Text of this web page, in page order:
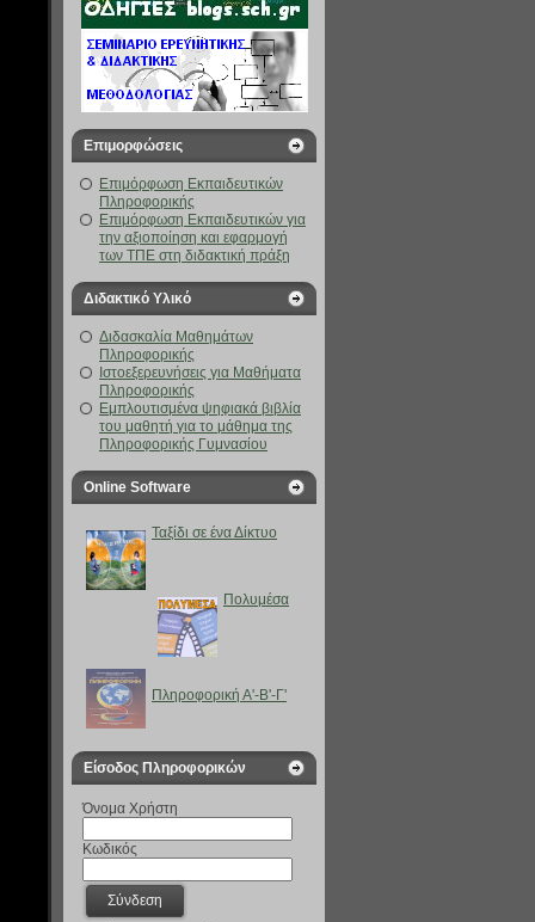
Επιμορφώσεις
Επιμόρφωση Εκπαιδευτικών
Πληροφορικής
Επιμόρφωση Εκπαιδευτικών για
την αξιοποίηση και εφαρμογή
των ΤΠΕ στη διδακτική πράξη
Διδακτικό Υλικό
Διδασκαλία Μαθημάτων
Πληροφορικής
Ιστοεξερευνήσεις για Μαθήματα
Πληροφορικής
Eμπλουτισμένα ψηφιακά βιβλία
του μαθητή για το μάθημα της
Πληροφορικής Γυμνασίου
Online Software
Ταξίδι σε ένα Δίκτυο
Πολυμέσα
Πληροφορική Α'-B'-Γ'
Είσοδος Πληροφορικών
Όνομα Χρήστη
Κωδικός